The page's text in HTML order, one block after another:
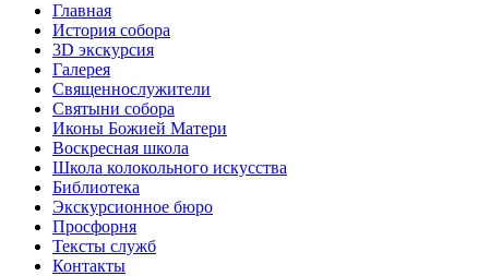
Главная
История собора
3D экскурсия
Галерея
Священнослужители
Святыни собора
Иконы Божией Матери
Воскресная школа
Школа колокольного искусства
Библиотека
Экскурсионное бюро
Просфорня
Тексты служб
Контакты